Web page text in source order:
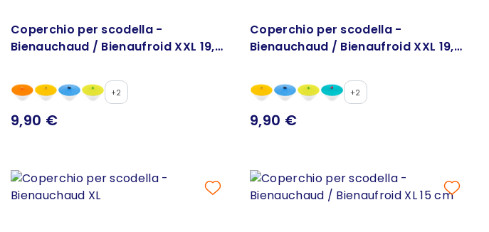
Coperchio per scodella -
Bienauchaud / Bienaufroid XXL 19,5
+2
9,90 €
Coperchio per scodella -
Bienauchaud / Bienaufroid XXL 19,5
+2
9,90 €